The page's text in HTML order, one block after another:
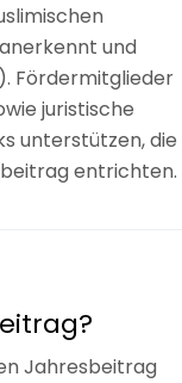
und
Fördermitglieder
juristische
unterstützen, die
entrichten.
Jahresbeitrag